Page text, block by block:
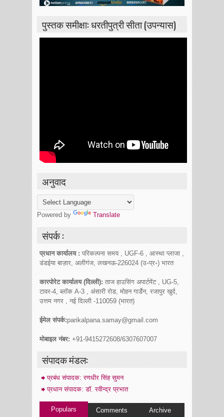
पुस्तक समीक्षा: धरतीपुत्री सीता (उपन्यास)
अनुवाद
Powered by Translate
संपर्क :
प्रधान कार्यालय : परिकल्पना समय , UGF-6 , आस्था प्लाजा ,
डंडईया बाज़ार, अलीगंज, लखनऊ-226024 (उ॰प्र॰) भारत
कारपोरेट कार्यालय (दिल्ली): ताज हाउसिंग अपार्टमेंट , UG-5,
टावर-4, ब्लॉक A-3 , अंसारी रोड, मोहन गार्डेन, रजापुर खुर्द,
उत्तम नगर , नई दिल्ली -110059 (भारत)
ईमेल संपर्क:parikalpana.samay@gmail.com
मोबाइल नंबर: +91-9415272608/6307607007
संपादक मंडल:
प्रबंध संपादक: रणधीर सिंह सुमन
प्रधान संपादक: डॉ. रवीन्द्र प्रभात
Populars Comments Archive